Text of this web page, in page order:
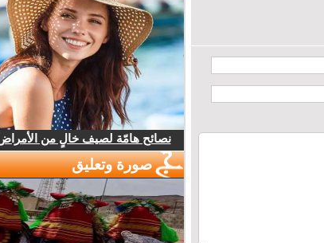
نصائح هامّة لصيف خالٍ من
صورة وتعليق